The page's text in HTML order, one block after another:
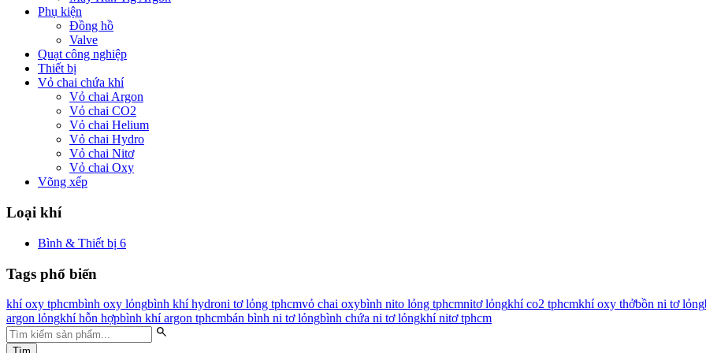
Phụ kiện
Đồng hồ
Valve
Quạt công nghiệp
Thiết bị
Vỏ chai chứa khí
Vỏ chai Argon
Vỏ chai CO2
Vỏ chai Helium
Vỏ chai Hydro
Vỏ chai Nitơ
Vỏ chai Oxy
Võng xếp
Loại khí
Bình & Thiết bị 6
Tags phổ biến
khí oxy tphcmbình oxy lỏngbình khí hydroni tơ lỏng tphcmvỏ chai oxybình nito lỏng tphcmnitơ lỏngkhí co2 tphcmkhí oxy thởbồn ni tơ lỏng
argon lỏngkhí hỗn hợpbình khí argon tphcmbán bình ni tơ lỏngbình chứa ni tơ lỏngkhí nitơ tphcm